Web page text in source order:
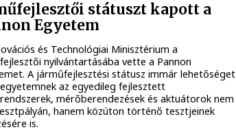
státuszt kapott a
Egyetem
és Technológiai Minisztérium a
nyilvántartásába vette a Pannon
A járműfejlesztési státusz immár lehetőséget
az egyedileg fejlesztett
mérőberendezések és aktuátorok nem
hanem közúton történő tesztjeinek
is.